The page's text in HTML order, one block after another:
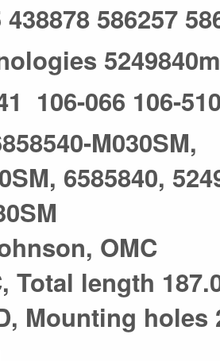
586257
106-066 106-
M030SM,
6585840,
OMC
Total length
Mounting holes